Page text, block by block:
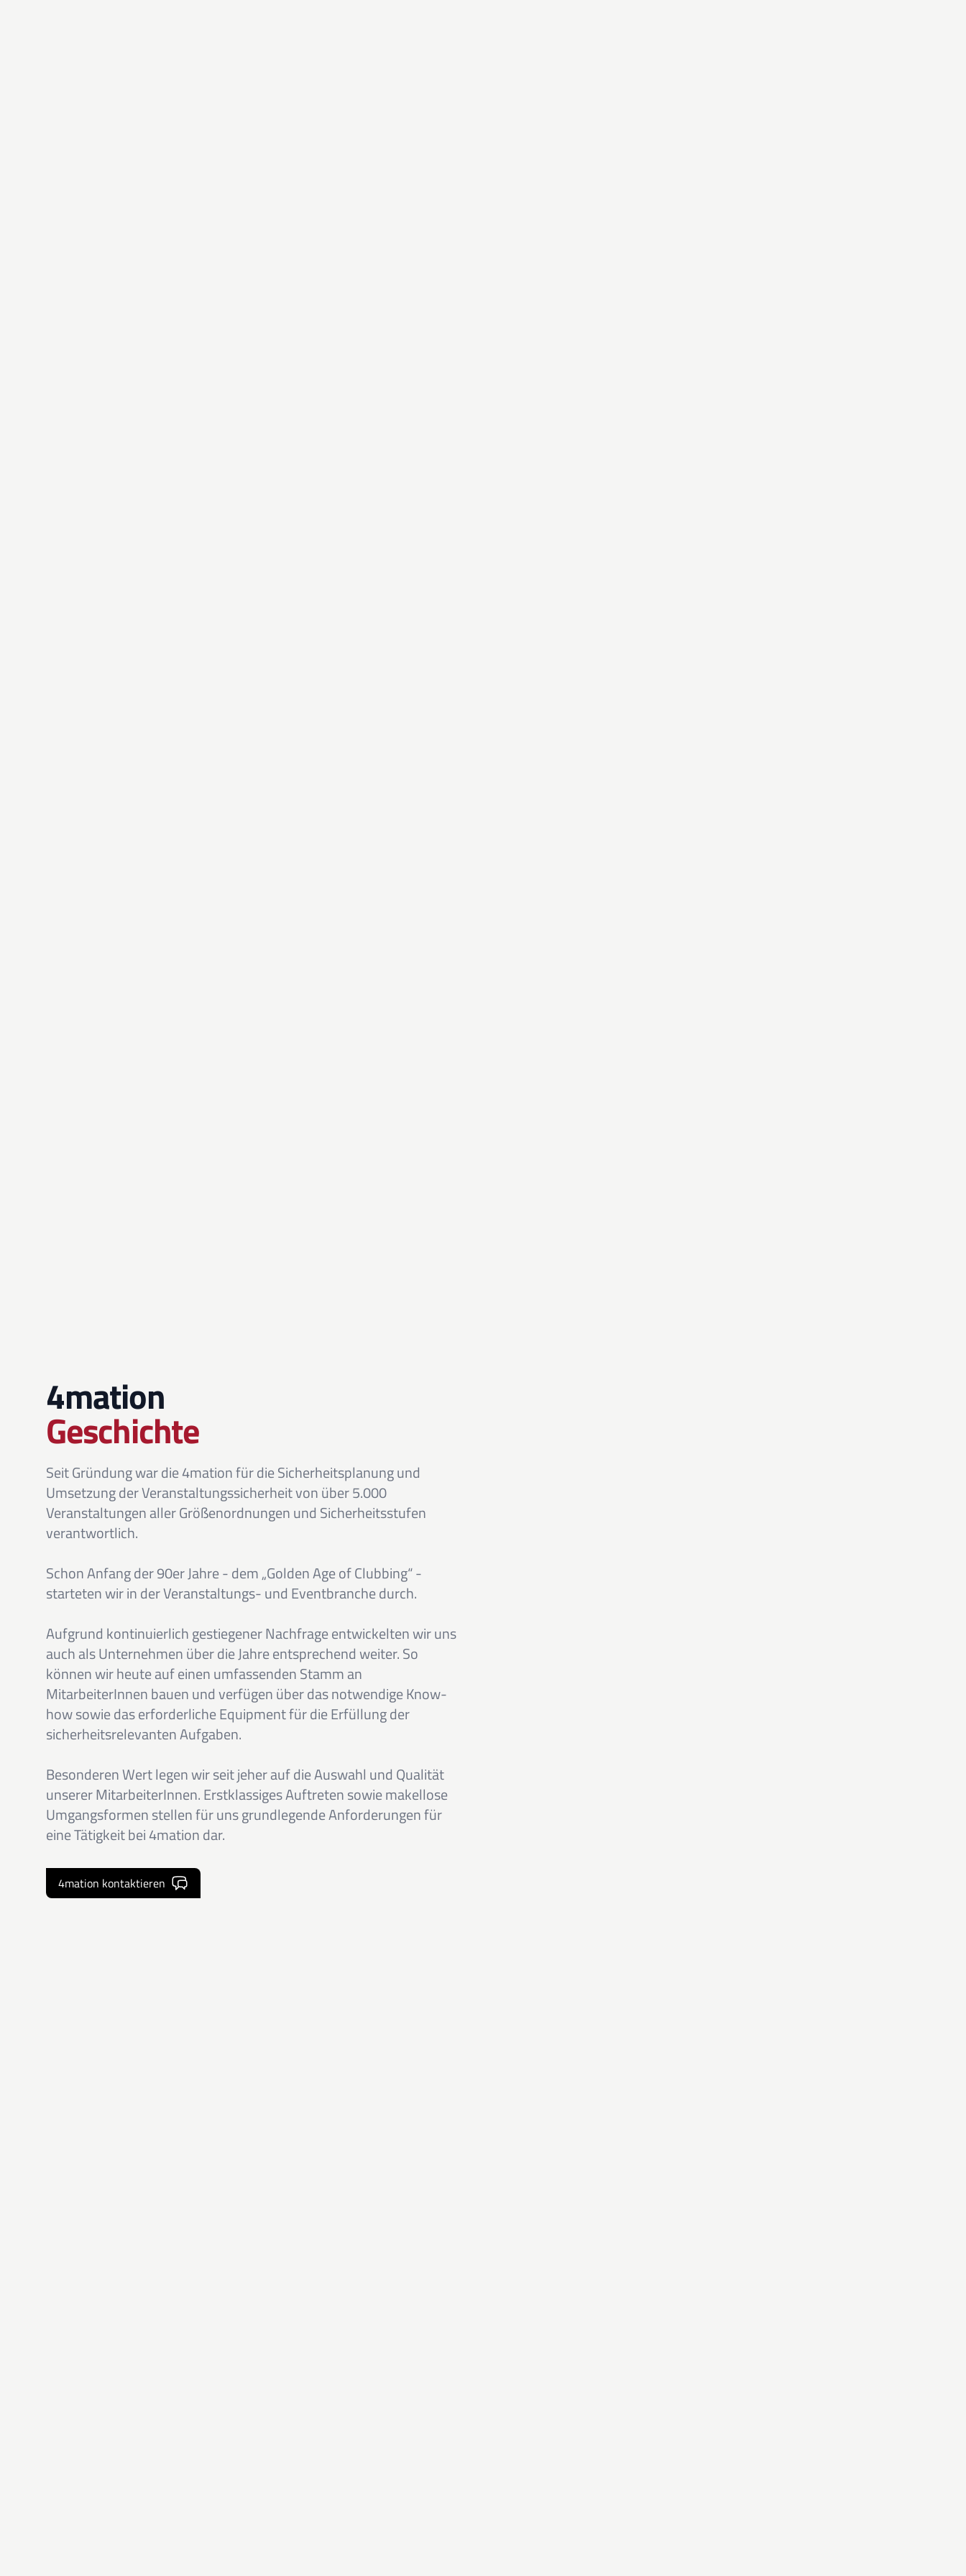
4mation
Geschichte
Seit Gründung war die 4mation für die Sicherheitsplanung und
Umsetzung der Veranstaltungssicherheit von über 5.000
Veranstaltungen aller Größenordnungen und Sicherheitsstufen
verantwortlich.
Schon Anfang der 90er Jahre - dem „Golden Age of Clubbing“ -
starteten wir in der Veranstaltungs- und Eventbranche durch.
Aufgrund kontinuierlich gestiegener Nachfrage entwickelten wir uns
auch als Unternehmen über die Jahre entsprechend weiter. So
können wir heute auf einen umfassenden Stamm an
MitarbeiterInnen bauen und verfügen über das notwendige Know-
how sowie das erforderliche Equipment für die Erfüllung der
sicherheitsrelevanten Aufgaben.
Besonderen Wert legen wir seit jeher auf die Auswahl und Qualität
unserer MitarbeiterInnen. Erstklassiges Auftreten sowie makellose
Umgangsformen stellen für uns grundlegende Anforderungen für
eine Tätigkeit bei 4mation dar.
4mation kontaktieren